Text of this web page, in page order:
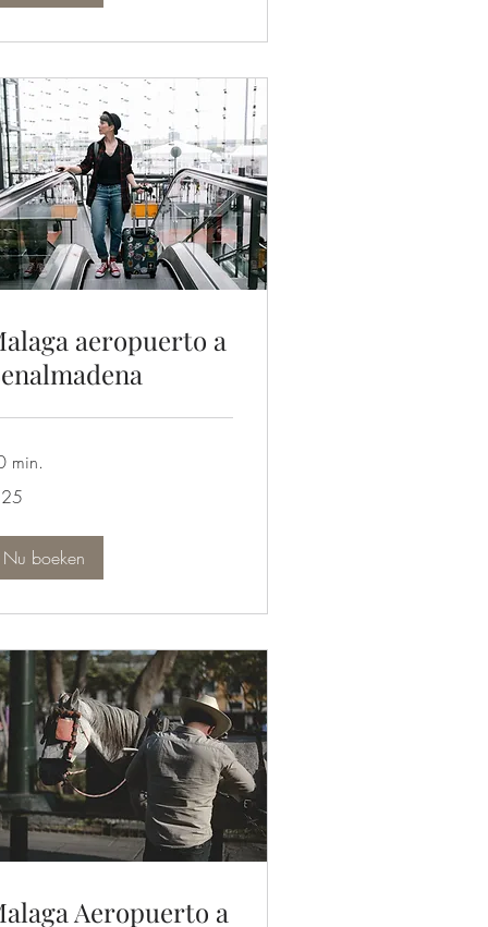
aeropuerto a
min.
Nu boeken
Aeropuerto a